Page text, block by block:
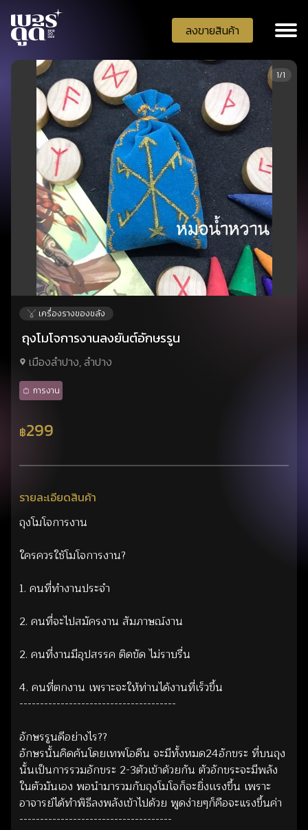
ลงขายสินค้า
1/1
เครื่องรางของขลัง
ถุงโมโจการงานลงยันต์อักษรรูน
เมืองลำปาง, ลำปาง
การงาน
฿299
รายละเอียดสินค้า
ถุงโมโจการงาน
ใครควรใช้โมโจการงาน?
1. คนที่ทำงานประจำ
2. คนที่จะไปสมัครงาน สัมภาษณ์งาน
2. คนที่งานมีอุปสรรค ติดขัด ไม่ราบรื่น
4. คนที่ตกงาน เพราะจะให้ท่านได้งานที่เร็วขึ้น
--------------------------------------
อักษรรูนดีอย่างไร??
อักษรนั้นคิดค้นโดยเทพโอดีน จะมีทั้งหมด24อักขระ ที่บนถุง
นั้นเป็นการรวมอักขระ 2-3ตัวเข้าด้วยกัน ตัวอักขระจะมีพลัง
ในตัวมันเอง พอนำมารวมกับถุงโมโจก็จะยิ่งเเรงขึ้น เพราะ
อาจารย์ได้ทำพิธีลงพลังเข้าไปด้วย พูดง่ายๆก็คือจะแรงขึ้นค่า
-------------------------------------